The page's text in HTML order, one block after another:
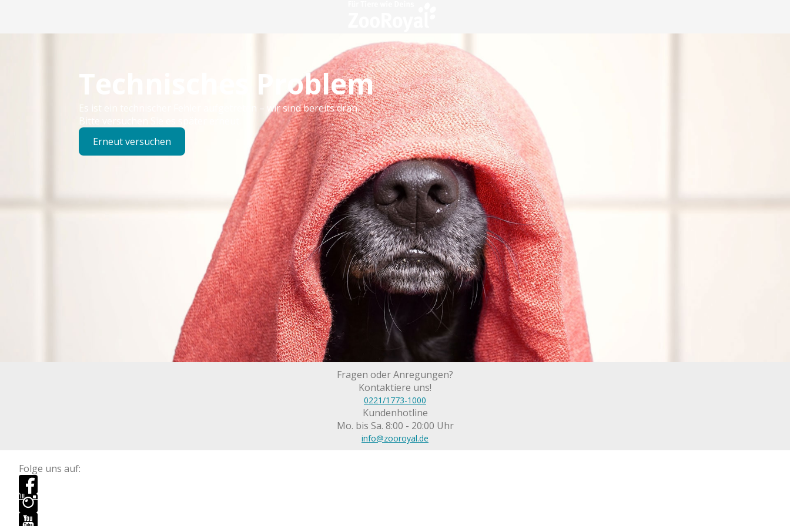
Technisches Problem
Es ist ein technischer Fehler aufgetreten – wir sind bereits dran.
Bitte versuchen Sie es später erneut.
Erneut versuchen
Fragen oder Anregungen?
Kontaktiere uns!
0221/1773-1000
Kundenhotline
Mo. bis Sa. 8:00 - 20:00 Uhr
info@zooroyal.de
Folge uns auf: